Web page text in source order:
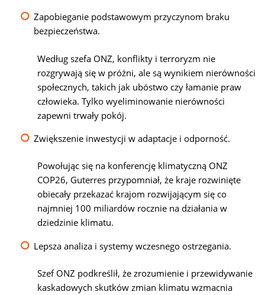
Zapobieganie podstawowym przyczynom braku
bezpieczeństwa.
Według szefa ONZ, konflikty i terroryzm nie
rozgrywają się w próżni, ale są wynikiem nierówności
społecznych, takich jak ubóstwo czy łamanie praw
człowieka. Tylko wyeliminowanie nierówności
zapewni trwały pokój.
Zwiększenie inwestycji w adaptacje i odporność.
Powołując się na konferencję klimatyczną ONZ
COP26, Guterres przypomniał, że kraje rozwinięte
obiecały przekazać krajom rozwijającym się co
najmniej 100 miliardów rocznie na działania w
dziedzinie klimatu.
Lepsza analiza i systemy wczesnego ostrzegania.
Szef ONZ podkreślił, że zrozumienie i przewidywanie
kaskadowych skutków zmian klimatu wzmacnia